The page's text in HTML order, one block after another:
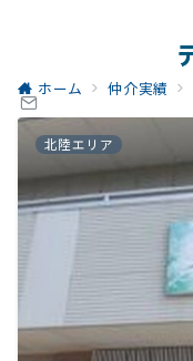
ホーム 仲介実績
北陸エリア